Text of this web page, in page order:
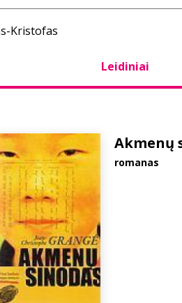
Kristofas
Leidiniai
Akmenų
romanas